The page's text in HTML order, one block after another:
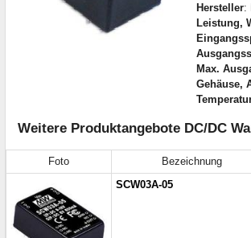
Hersteller:
Leistung,
Max.
Gehäuse,
Weitere Produktangebote DC/DC
Foto Bezeichnung
SCW03A-05